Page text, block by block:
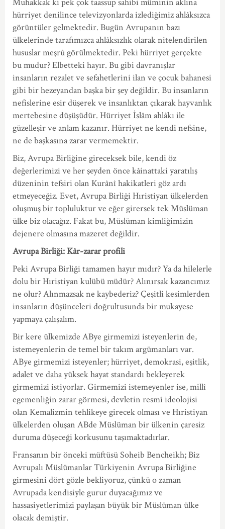
hürriyet denilince televizyonlarda izlediğimiz ahlâksızca
görüntüler gelmektedir. Bugün Avrupanın bazı
ülkelerinde tarafımızca ahlâksızlık olarak nitelendirilen
hususlar meşrû görülmektedir. Peki hürriyet gerçekte
bu mudur? Elbetteki hayır. Bu gibi davranışlar
insanların rezalet ve sefahetlerini ilan ve çocuk bahanesi
gibi bir hezeyandan başka bir şey değildir. Bu insanların
nefislerine esir düşerek ve insanlıktan çıkarak hayvanlık
mertebesine düşüşüdür. Hürriyet İslâm ahlâkı ile
güzelleşir ve anlam kazanır. Hürriyet ne kendi nefsine,
ne de başkasına zarar vermemektir.
Biz, Avrupa Birliğine gireceksek bile, kendi öz
değerlerimizi ve her şeyden önce kâinattaki yaratılış
düzeninin tefsiri olan Kurânî hakikatleri göz ardı
etmeyeceğiz. Evet, Avrupa Birliği Hıristiyan ülkelerden
oluşmuş bir topluluktur ve eğer girersek tek Müslüman
ülke biz olacağız. Fakat bu, Müslüman kimliğimizin
dejenere olmasına mazeret değildir.
Avrupa Birliği: Kâr-zarar profili
Peki Avrupa Birliği tamamen hayır mıdır? Ya da hilelerle
dolu bir Hıristiyan kulübü müdür? Alınırsak kazancımız
ne olur? Alınmazsak ne kaybederiz? Çeşitli kesimlerden
insanların düşünceleri doğrultusunda bir mukayese
yapmaya çalışalım.
Bir kere ülkemizde ABye girmemizi isteyenlerin de,
istemeyenlerin de temel bir takım argümanları var.
ABye girmemizi isteyenler; hürriyet, demokrasi, eşitlik,
adalet ve daha yüksek hayat standardı bekleyerek
girmemizi istiyorlar. Girmemizi istemeyenler ise, millî
egemenliğin zarar görmesi, devletin resmî ideolojisi
olan Kemalizmin tehlikeye girecek olması ve Hıristiyan
ülkelerden oluşan ABde Müslüman bir ülkenin çaresiz
duruma düşeceği korkusunu taşımaktadırlar.
Fransanın bir önceki müftüsü Soheib Bencheikh; Biz
Avrupalı Müslümanlar Türkiyenin Avrupa Birliğine
girmesini dört gözle bekliyoruz, çünkü o zaman
Avrupada kendisiyle gurur duyacağımız ve
hassasiyetlerimizi paylaşan büyük bir Müslüman ülke
olacak demiştir.